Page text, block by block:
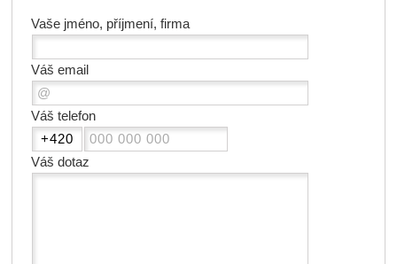
Vaše jméno, příjmení, firma
Váš email
Váš telefon
Váš dotaz